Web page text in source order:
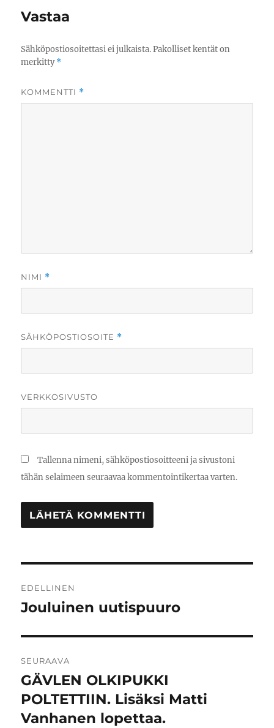
Vastaa
Sähköpostiosoitettasi ei julkaista. Pakolliset kentät on
merkitty*
KOMMENTTI *
NIMI *
SÄHKÖPOSTIOSOITE *
VERKKOSIVUSTO
Tallenna nimeni, sähköpostiosoitteeni ja sivustoni
tähän selaimeen seuraavaa kommentointikertaa varten.
selaus
EDELLINEN
Edellinen
Jouluinen uutispuuro
SEURAAVA
Seuraava
artikkeli:
GÄVLEN OLKIPUKKI
POLTETTIIN. Lisäksi Matti
Vanhanen lopettaa.